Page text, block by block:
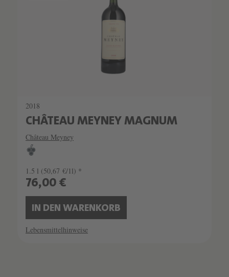
2018
CHÂTEAU MEYNEY MAGNUM
Château Meyney
1.5 l (50,67 €/1l) *
76,00 €
IN DEN WARENKORB
Lebensmittelhinweise